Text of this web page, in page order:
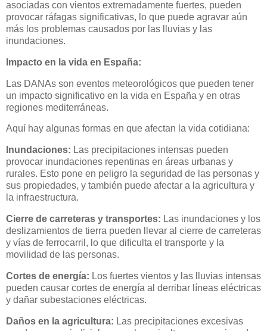
asociadas con vientos extremadamente fuertes, pueden
provocar ráfagas significativas, lo que puede agravar aún
más los problemas causados por las lluvias y las
inundaciones.
Impacto en la vida en España:
Las DANAs son eventos meteorológicos que pueden tener
un impacto significativo en la vida en España y en otras
regiones mediterráneas.
Aquí hay algunas formas en que afectan la vida cotidiana:
Inundaciones: Las precipitaciones intensas pueden
provocar inundaciones repentinas en áreas urbanas y
rurales. Esto pone en peligro la seguridad de las personas y
sus propiedades, y también puede afectar a la agricultura y
la infraestructura.
Cierre de carreteras y transportes: Las inundaciones y los
deslizamientos de tierra pueden llevar al cierre de carreteras
y vías de ferrocarril, lo que dificulta el transporte y la
movilidad de las personas.
Cortes de energía: Los fuertes vientos y las lluvias intensas
pueden causar cortes de energía al derribar líneas eléctricas
y dañar subestaciones eléctricas.
Daños en la agricultura: Las precipitaciones excesivas